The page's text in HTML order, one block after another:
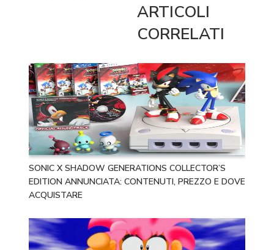
ARTICOLI
CORRELATI
SONIC X SHADOW GENERATIONS COLLECTOR’S
EDITION ANNUNCIATA: CONTENUTI, PREZZO E DOVE
ACQUISTARE